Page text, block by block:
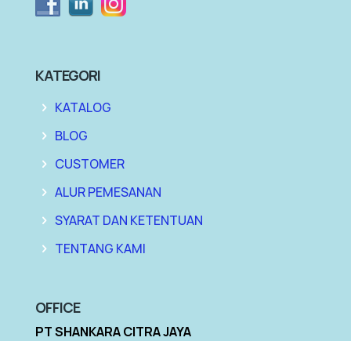
KATEGORI
KATALOG
BLOG
CUSTOMER
ALUR PEMESANAN
SYARAT DAN KETENTUAN
TENTANG KAMI
OFFICE
PT SHANKARA CITRA JAYA